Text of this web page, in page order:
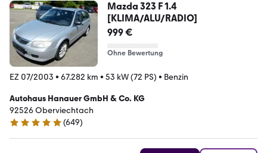
Mazda 323 F 1.4
[KLIMA/ALU/RADIO]
999 €
Ohne Bewertung
EZ 07/2003 • 67.282 km • 53 kW (72 PS) • Benzin
Autohaus Hanauer GmbH & Co. KG
92526 Oberviechtach
4.8 Sterne
(649)